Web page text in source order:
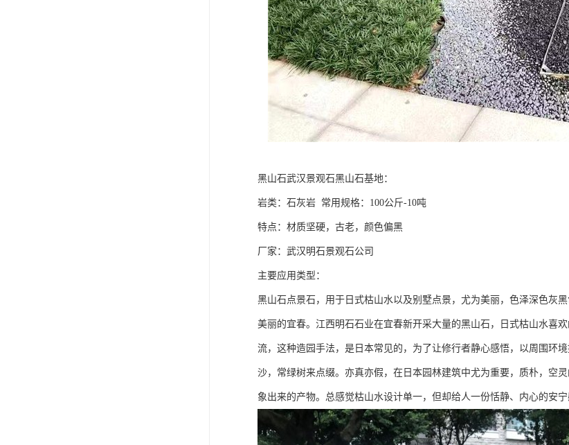
黑山石武汉景观石黑山石基地：
岩类：石灰岩 常用规格：100公斤-10吨
特点​‌‌：材质坚硬，古老，颜色偏黑
厂家：武汉明石景观石公司
主要应用类型：
黑山石点景石，用于日式枯山水以及别墅点景，尤为美丽，色泽深色灰
美丽的宜春。江西明石石业在宜春新开采大量的黑山石，日式枯山水喜
流，这种造园手法，是日本常见的，为了让修行者静心感悟，以周围环
沙，常绿树来点缀。亦真亦假，在日本园林建筑中尤为重要，质朴，空
象出来的产物。总感觉枯山水设计单一，但却给人一份恬静、内心的安